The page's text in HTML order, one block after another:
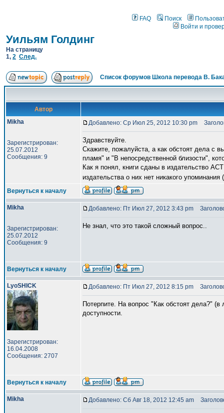
FAQ Поиск
Войти и
Уильям Голдинг
На страницу
1, 2 След.
Список форумов Школа перевода В.
Автор
Mikha
Зарегистрирован:
25.07.2012
Сообщения: 9
Добавлено: Ср Июл 25, 2012 10:30 pm
Здравствуйте.
Скажите, пожалуйста, а как обстоят дела с
пламя" и "В непосредственной близости",
Как я понял, книги сданы в издательство
издательства о них нет никакого
Вернуться к началу
Mikha
Зарегистрирован:
25.07.2012
Сообщения: 9
Добавлено: Пт Июл 27, 2012 3:43 pm
Не знал, что это такой сложный вопрос..
Вернуться к началу
LyoSHICK
Зарегистрирован:
16.04.2008
Сообщения: 2707
Добавлено: Пт Июл 27, 2012 8:15 pm
Потерпите. На вопрос "Как обстоят дела?"
доступности.
Вернуться к началу
Mikha Добавлено: Сб Авг 18, 2012 12:45 am